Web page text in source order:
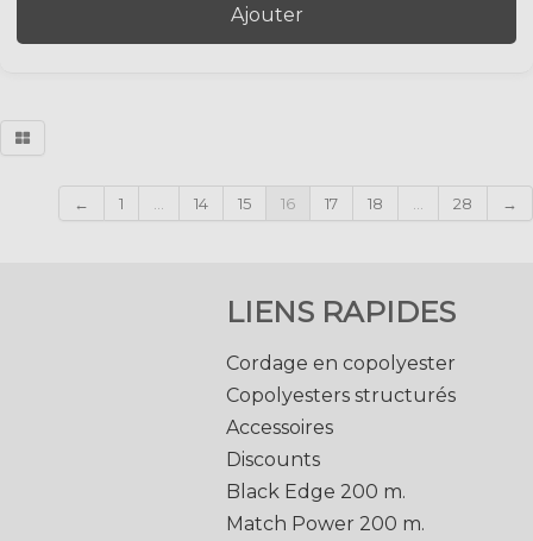
Ajouter
← 1 ... 14 15 16 17 18 ... 28 →
LIENS RAPIDES
Cordage en copolyester
Copolyesters structurés
Accessoires
Discounts
Black Edge 200 m.
Match Power 200 m.